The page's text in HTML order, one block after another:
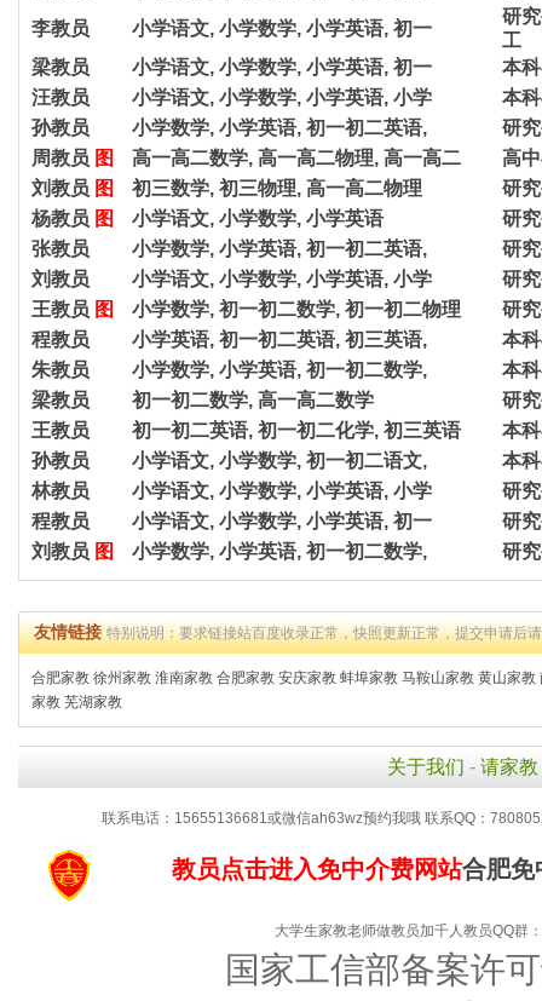
李教员
小学语文, 小学数学, 小学英语, 初一
研
工
梁教员
小学语文, 小学数学, 小学英语, 初一
本
汪教员
小学语文, 小学数学, 小学英语, 小学
本
孙教员
小学数学, 小学英语, 初一初二英语,
研
周教员 图 高一高二数学, 高一高二物理, 高一高二
高
刘教员 图 初三数学, 初三物理, 高一高二物理
研
杨教员 图 小学语文, 小学数学, 小学英语
研
张教员
小学数学, 小学英语, 初一初二英语,
研
刘教员
小学语文, 小学数学, 小学英语, 小学
研
王教员 图 小学数学, 初一初二数学, 初一初二物理
研
程教员
小学英语, 初一初二英语, 初三英语,
本
朱教员
小学数学, 小学英语, 初一初二数学,
本
梁教员
初一初二数学, 高一高二数学
研
王教员
初一初二英语, 初一初二化学, 初三英语
本
孙教员
小学语文, 小学数学, 初一初二语文,
本
林教员
小学语文, 小学数学, 小学英语, 小学
研
程教员
小学语文, 小学数学, 小学英语, 初一
研
刘教员 图 小学数学, 小学英语, 初一初二数学, 研
友情链接特别说明：要求链接站百度收录正常，快照更新正常，提交申请后
合肥家教 徐州家教 淮南家教 合肥家教 安庆家教 蚌埠家教 马鞍山家教 黄山家教
家教 芜湖家教
关于我们 - 请家教
联系电话：15655136681或微信ah63wz预约我哦 联系QQ：
教员点击进入免中介费网站合肥
大学生家教老师做教员加千人教员QQ群
国家工信部备案许